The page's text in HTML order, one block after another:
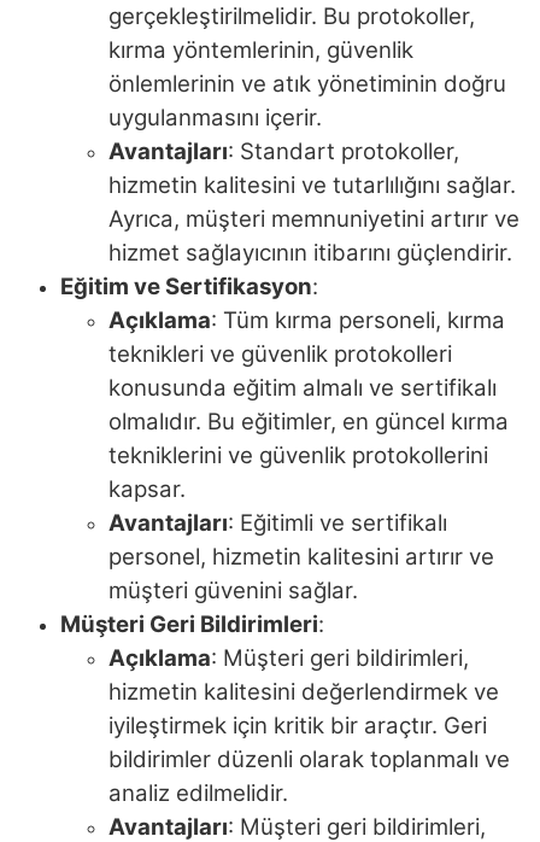
gerçekleştirilmelidir. Bu protokoller,
kırma yöntemlerinin, güvenlik
önlemlerinin ve atık yönetiminin doğru
uygulanmasını içerir.
Avantajları: Standart protokoller,
hizmetin kalitesini ve tutarlılığını sağlar.
Ayrıca, müşteri memnuniyetini artırır ve
hizmet sağlayıcının itibarını güçlendirir.
Eğitim ve Sertifikasyon:
Açıklama: Tüm kırma personeli, kırma
teknikleri ve güvenlik protokolleri
konusunda eğitim almalı ve sertifikalı
olmalıdır. Bu eğitimler, en güncel kırma
tekniklerini ve güvenlik protokollerini
kapsar.
Avantajları: Eğitimli ve sertifikalı
personel, hizmetin kalitesini artırır ve
müşteri güvenini sağlar.
Müşteri Geri Bildirimleri:
Açıklama: Müşteri geri bildirimleri,
hizmetin kalitesini değerlendirmek ve
iyileştirmek için kritik bir araçtır. Geri
bildirimler düzenli olarak toplanmalı ve
analiz edilmelidir.
Avantajları: Müşteri geri bildirimleri,